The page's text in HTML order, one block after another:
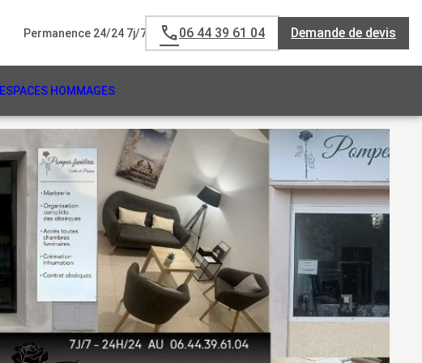
Permanence 24/24 7j/7 06 44 39 61 04 Demande de devis
ESPACES HOMMAGES